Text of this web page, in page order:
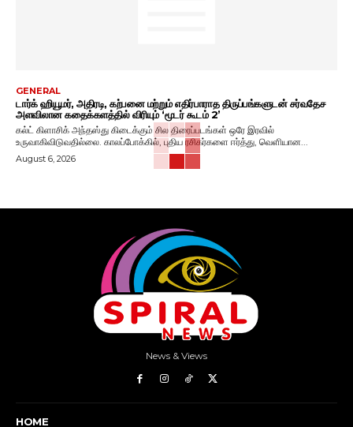
GENERAL
டார்க் ஹியூமர், அதிரடி, கற்பனை மற்றும் எதிர்பாராத திருப்பங்களுடன் சர்வதேச
அளவிலான கதைக்களத்தில் விரியும் ‘மூடர் கூடம் 2’
கல்ட் கிளாசிக் அந்தஸ்து கிடைக்கும் சில திரைப்படங்கள் ஒரே இரவில்
உருவாகிவிடுவதில்லை. காலப்போக்கில், புதிய ரசிகர்களை ஈர்த்து, வெளியான...
August 6, 2026
News & Views
HOME